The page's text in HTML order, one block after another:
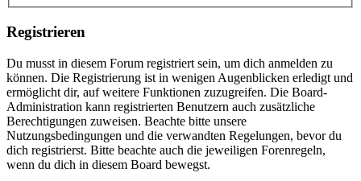
Registrieren
Du musst in diesem Forum registriert sein, um dich anmelden zu
können. Die Registrierung ist in wenigen Augenblicken erledigt und
ermöglicht dir, auf weitere Funktionen zuzugreifen. Die Board-
Administration kann registrierten Benutzern auch zusätzliche
Berechtigungen zuweisen. Beachte bitte unsere
Nutzungsbedingungen und die verwandten Regelungen, bevor du
dich registrierst. Bitte beachte auch die jeweiligen Forenregeln,
wenn du dich in diesem Board bewegst.